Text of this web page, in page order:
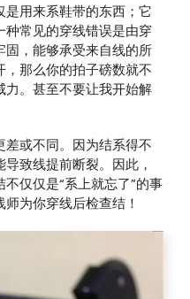
用来系鞋带的东西；它
种常见的穿线错误是由穿
，能够承受来自线的所
那么你的拍子磅数就不
。甚至不要让我开始解
或不同。因为结系得不
致线提前断裂。因此，
仅仅是“系上就忘了”的事
为你穿线后检查结！